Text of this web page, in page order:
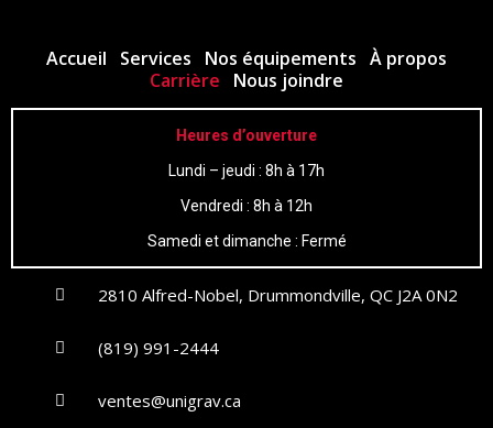
Accueil Services Nos équipements À propos
Carrière
Nous joindre
Heures d’ouverture
Lundi – jeudi : 8h à 17h
Vendredi : 8h à 12h
Samedi et dimanche : Fermé
2810 Alfred-Nobel, Drummondville, QC J2A 0N2
(819) 991-2444
ventes@unigrav.ca